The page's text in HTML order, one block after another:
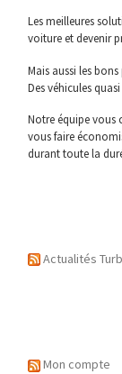
Les meilleures
voiture et devenir
Mais aussi les
Des véhicules
Notre équipe vous
vous faire
durant toute la
Actualités
Mon compte